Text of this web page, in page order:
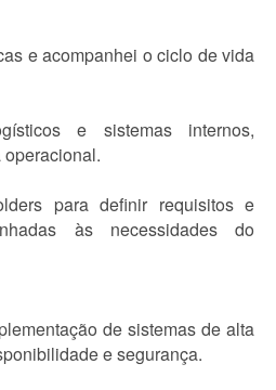
e acompanhei o ciclo de vida
e sistemas internos,
para definir requisitos e
às necessidades do
de sistemas de alta
e segurança.